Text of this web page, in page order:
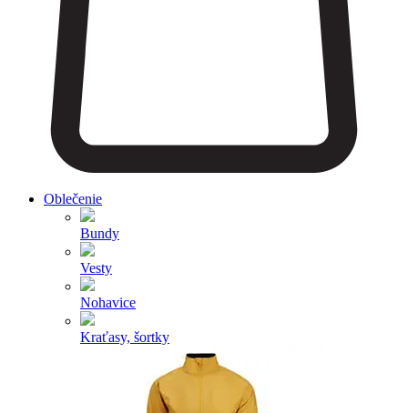
Oblečenie
Bundy
Vesty
Nohavice
Kraťasy, šortky